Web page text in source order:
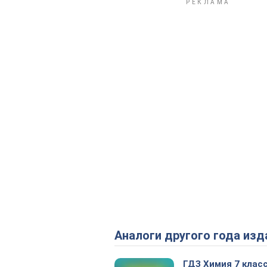
Аналоги другого года
ГДЗ Химия 7 класс